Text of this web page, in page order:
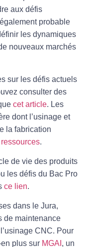
aux défis
probable
les dynamiques
nouveaux marchés
sur les défis actuels
consulter des
cet article. Les
dont l’usinage et
la fabrication
.
de vie des produits
les défis du Bac Pro
ce lien.
dans le Jura,
de maintenance
CNC. Pour
plus sur MGAI , un